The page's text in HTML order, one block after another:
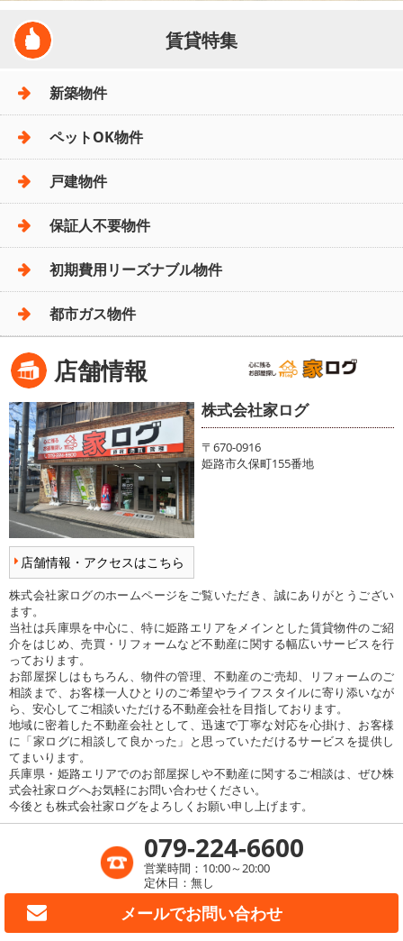
賃貸特集
新築物件
ペットOK物件
戸建物件
保証人不要物件
初期費用リーズナブル物件
都市ガス物件
店舗情報
店舗情報・アクセスはこちら
株式会社家ログ
〒670-0916
姫路市久保町155番地
株式会社家ログのホームページをご覧いただき、誠にありがとうござい
ます。
当社は兵庫県を中心に、特に姫路エリアをメインとした賃貸物件のご紹
介をはじめ、売買・リフォームなど不動産に関する幅広いサービスを行
っております。
お部屋探しはもちろん、物件の管理、不動産のご売却、リフォームのご
相談まで、お客様一人ひとりのご希望やライフスタイルに寄り添いなが
ら、安心してご相談いただける不動産会社を目指しております。
地域に密着した不動産会社として、迅速で丁寧な対応を心掛け、お客様
に「家ログに相談して良かった」と思っていただけるサービスを提供し
てまいります。
兵庫県・姫路エリアでのお部屋探しや不動産に関するご相談は、ぜひ株
式会社家ログへお気軽にお問い合わせください。
今後とも株式会社家ログをよろしくお願い申し上げます。
079-224-6600
営業時間：10:00～20:00
定休日：無し
メールでお問い合わせ